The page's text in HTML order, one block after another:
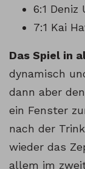
6:1 Deniz
7:1 Kai
Das Spiel in
dynamisch
dann aber
ein Fenster
nach der
wieder das
allem im